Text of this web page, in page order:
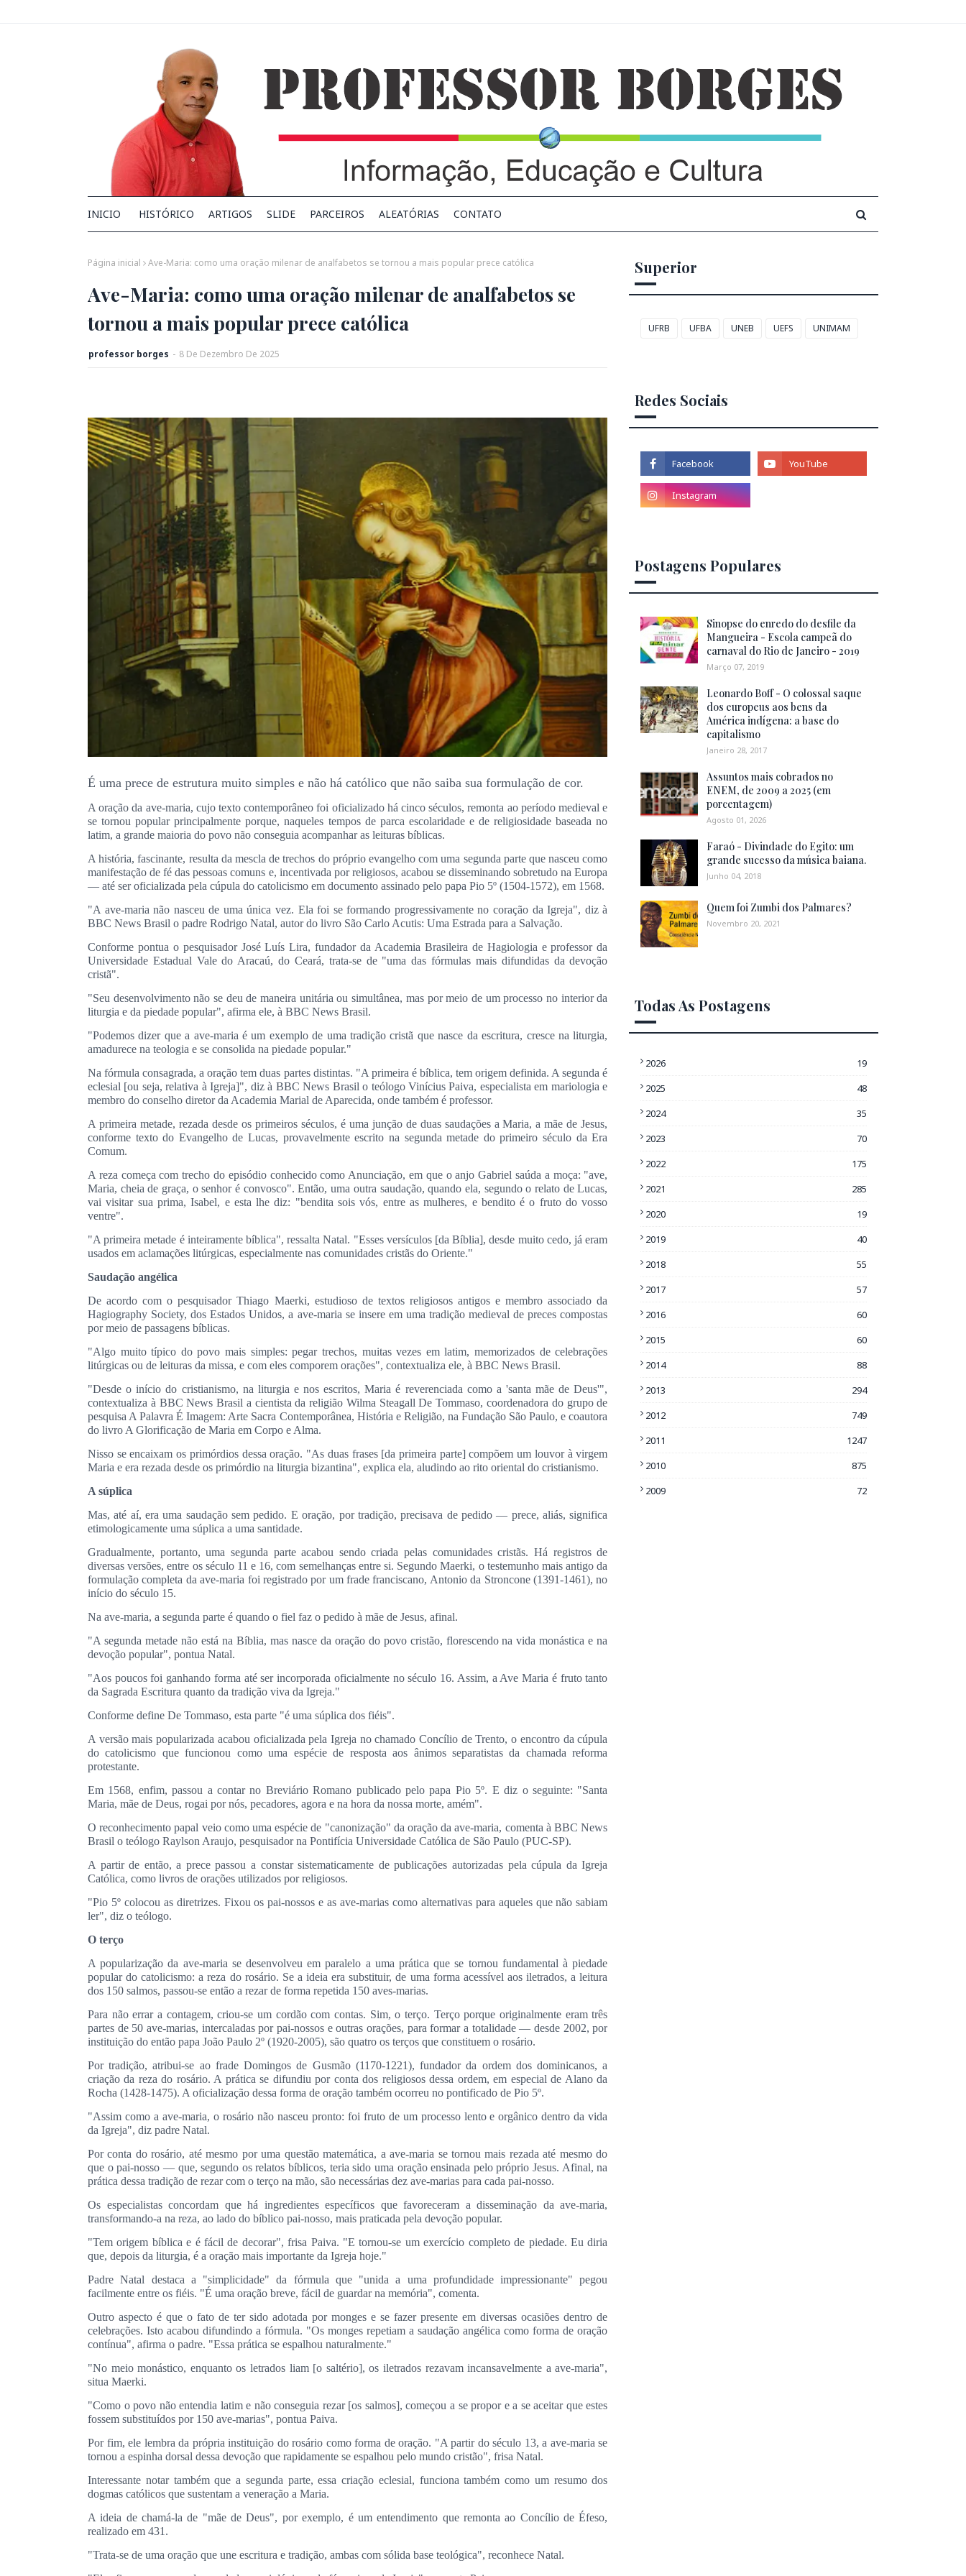
INICIO HISTÓRICO ARTIGOS SLIDE PARCEIROS ALEATÓRIAS CONTATO
Página inicial Ave-Maria: como uma oração milenar de analfabetos se tornou a mais popular prece católica
Ave-Maria: como uma oração milenar de analfabetos se
tornou a mais popular prece católica
professor borges - 8 De Dezembro De 2025
É uma prece de estrutura muito simples e não há católico que não saiba sua formulação de cor.
A oração da ave-maria, cujo texto contemporâneo foi oficializado há cinco séculos, remonta ao período medieval e
se tornou popular principalmente porque, naqueles tempos de parca escolaridade e de religiosidade baseada no
latim, a grande maioria do povo não conseguia acompanhar as leituras bíblicas.
A história, fascinante, resulta da mescla de trechos do próprio evangelho com uma segunda parte que nasceu como
manifestação de fé das pessoas comuns e, incentivada por religiosos, acabou se disseminando sobretudo na Europa
— até ser oficializada pela cúpula do catolicismo em documento assinado pelo papa Pio 5º (1504-1572), em 1568.
"A ave-maria não nasceu de uma única vez. Ela foi se formando progressivamente no coração da Igreja", diz à
BBC News Brasil o padre Rodrigo Natal, autor do livro São Carlo Acutis: Uma Estrada para a Salvação.
Conforme pontua o pesquisador José Luís Lira, fundador da Academia Brasileira de Hagiologia e professor da
Universidade Estadual Vale do Aracaú, do Ceará, trata-se de "uma das fórmulas mais difundidas da devoção
cristã".
"Seu desenvolvimento não se deu de maneira unitária ou simultânea, mas por meio de um processo no interior da
liturgia e da piedade popular", afirma ele, à BBC News Brasil.
"Podemos dizer que a ave-maria é um exemplo de uma tradição cristã que nasce da escritura, cresce na liturgia,
amadurece na teologia e se consolida na piedade popular."
Na fórmula consagrada, a oração tem duas partes distintas. "A primeira é bíblica, tem origem definida. A segunda é
eclesial [ou seja, relativa à Igreja]", diz à BBC News Brasil o teólogo Vinícius Paiva, especialista em mariologia e
membro do conselho diretor da Academia Marial de Aparecida, onde também é professor.
A primeira metade, rezada desde os primeiros séculos, é uma junção de duas saudações a Maria, a mãe de Jesus,
conforme texto do Evangelho de Lucas, provavelmente escrito na segunda metade do primeiro século da Era
Comum.
A reza começa com trecho do episódio conhecido como Anunciação, em que o anjo Gabriel saúda a moça: "ave,
Maria, cheia de graça, o senhor é convosco". Então, uma outra saudação, quando ela, segundo o relato de Lucas,
vai visitar sua prima, Isabel, e esta lhe diz: "bendita sois vós, entre as mulheres, e bendito é o fruto do vosso
ventre".
"A primeira metade é inteiramente bíblica", ressalta Natal. "Esses versículos [da Bíblia], desde muito cedo, já eram
usados em aclamações litúrgicas, especialmente nas comunidades cristãs do Oriente."
Saudação angélica
De acordo com o pesquisador Thiago Maerki, estudioso de textos religiosos antigos e membro associado da
Hagiography Society, dos Estados Unidos, a ave-maria se insere em uma tradição medieval de preces compostas
por meio de passagens bíblicas.
"Algo muito típico do povo mais simples: pegar trechos, muitas vezes em latim, memorizados de celebrações
litúrgicas ou de leituras da missa, e com eles comporem orações", contextualiza ele, à BBC News Brasil.
"Desde o início do cristianismo, na liturgia e nos escritos, Maria é reverenciada como a 'santa mãe de Deus'",
contextualiza à BBC News Brasil a cientista da religião Wilma Steagall De Tommaso, coordenadora do grupo de
pesquisa A Palavra É Imagem: Arte Sacra Contemporânea, História e Religião, na Fundação São Paulo, e coautora
do livro A Glorificação de Maria em Corpo e Alma.
Nisso se encaixam os primórdios dessa oração. "As duas frases [da primeira parte] compõem um louvor à virgem
Maria e era rezada desde os primórdio na liturgia bizantina", explica ela, aludindo ao rito oriental do cristianismo.
A súplica
Mas, até aí, era uma saudação sem pedido. E oração, por tradição, precisava de pedido — prece, aliás, significa
etimologicamente uma súplica a uma santidade.
Gradualmente, portanto, uma segunda parte acabou sendo criada pelas comunidades cristãs. Há registros de
diversas versões, entre os século 11 e 16, com semelhanças entre si. Segundo Maerki, o testemunho mais antigo da
formulação completa da ave-maria foi registrado por um frade franciscano, Antonio da Stroncone (1391-1461), no
início do século 15.
Na ave-maria, a segunda parte é quando o fiel faz o pedido à mãe de Jesus, afinal.
"A segunda metade não está na Bíblia, mas nasce da oração do povo cristão, florescendo na vida monástica e na
devoção popular", pontua Natal.
"Aos poucos foi ganhando forma até ser incorporada oficialmente no século 16. Assim, a Ave Maria é fruto tanto
da Sagrada Escritura quanto da tradição viva da Igreja."
Conforme define De Tommaso, esta parte "é uma súplica dos fiéis".
A versão mais popularizada acabou oficializada pela Igreja no chamado Concílio de Trento, o encontro da cúpula
do catolicismo que funcionou como uma espécie de resposta aos ânimos separatistas da chamada reforma
protestante.
Em 1568, enfim, passou a contar no Breviário Romano publicado pelo papa Pio 5º. E diz o seguinte: "Santa
Maria, mãe de Deus, rogai por nós, pecadores, agora e na hora da nossa morte, amém".
O reconhecimento papal veio como uma espécie de "canonização" da oração da ave-maria, comenta à BBC News
Brasil o teólogo Raylson Araujo, pesquisador na Pontifícia Universidade Católica de São Paulo (PUC-SP).
A partir de então, a prece passou a constar sistematicamente de publicações autorizadas pela cúpula da Igreja
Católica, como livros de orações utilizados por religiosos.
"Pio 5º colocou as diretrizes. Fixou os pai-nossos e as ave-marias como alternativas para aqueles que não sabiam
ler", diz o teólogo.
O terço
A popularização da ave-maria se desenvolveu em paralelo a uma prática que se tornou fundamental à piedade
popular do catolicismo: a reza do rosário. Se a ideia era substituir, de uma forma acessível aos iletrados, a leitura
dos 150 salmos, passou-se então a rezar de forma repetida 150 aves-marias.
Para não errar a contagem, criou-se um cordão com contas. Sim, o terço. Terço porque originalmente eram três
partes de 50 ave-marias, intercaladas por pai-nossos e outras orações, para formar a totalidade — desde 2002, por
instituição do então papa João Paulo 2º (1920-2005), são quatro os terços que constituem o rosário.
Por tradição, atribui-se ao frade Domingos de Gusmão (1170-1221), fundador da ordem dos dominicanos, a
criação da reza do rosário. A prática se difundiu por conta dos religiosos dessa ordem, em especial de Alano da
Rocha (1428-1475). A oficialização dessa forma de oração também ocorreu no pontificado de Pio 5º.
"Assim como a ave-maria, o rosário não nasceu pronto: foi fruto de um processo lento e orgânico dentro da vida
da Igreja", diz padre Natal.
Por conta do rosário, até mesmo por uma questão matemática, a ave-maria se tornou mais rezada até mesmo do
que o pai-nosso — que, segundo os relatos bíblicos, teria sido uma oração ensinada pelo próprio Jesus. Afinal, na
prática dessa tradição de rezar com o terço na mão, são necessárias dez ave-marias para cada pai-nosso.
Os especialistas concordam que há ingredientes específicos que favoreceram a disseminação da ave-maria,
transformando-a na reza, ao lado do bíblico pai-nosso, mais praticada pela devoção popular.
"Tem origem bíblica e é fácil de decorar", frisa Paiva. "E tornou-se um exercício completo de piedade. Eu diria
que, depois da liturgia, é a oração mais importante da Igreja hoje."
Padre Natal destaca a "simplicidade" da fórmula que "unida a uma profundidade impressionante" pegou
facilmente entre os fiéis. "É uma oração breve, fácil de guardar na memória", comenta.
Outro aspecto é que o fato de ter sido adotada por monges e se fazer presente em diversas ocasiões dentro de
celebrações. Isto acabou difundindo a fórmula. "Os monges repetiam a saudação angélica como forma de oração
contínua", afirma o padre. "Essa prática se espalhou naturalmente."
"No meio monástico, enquanto os letrados liam [o saltério], os iletrados rezavam incansavelmente a ave-maria",
situa Maerki.
"Como o povo não entendia latim e não conseguia rezar [os salmos], começou a se propor e a se aceitar que estes
fossem substituídos por 150 ave-marias", pontua Paiva.
Por fim, ele lembra da própria instituição do rosário como forma de oração. "A partir do século 13, a ave-maria se
tornou a espinha dorsal dessa devoção que rapidamente se espalhou pelo mundo cristão", frisa Natal.
Interessante notar também que a segunda parte, essa criação eclesial, funciona também como um resumo dos
dogmas católicos que sustentam a veneração a Maria.
A ideia de chamá-la de "mãe de Deus", por exemplo, é um entendimento que remonta ao Concílio de Éfeso,
realizado em 431.
"Trata-se de uma oração que une escritura e tradição, ambas com sólida base teológica", reconhece Natal.
Superior
UFRB UFBA UNEB UEFS UNIMAM
Redes Sociais
Postagens Populares
Sinopse do enredo do desfile da
Mangueira - Escola campeã do
carnaval do Rio de Janeiro - 2019
Março 07, 2019
Leonardo Boff - O colossal saque
dos europeus aos bens da
América indígena: a base do
capitalismo
Janeiro 28, 2017
Assuntos mais cobrados no
ENEM, de 2009 a 2025 (em
porcentagem)
Agosto 01, 2026
Faraó - Divindade do Egito: um
grande sucesso da música baiana.
Junho 04, 2018
Quem foi Zumbi dos Palmares?
Novembro 20, 2021
Todas As Postagens
2026
19
2025
48
2024
35
2023
70
2022
175
2021
285
2020
19
2019
40
2018
55
2017
57
2016
60
2015
60
2014
88
2013
294
2012
749
2011
1247
2010
875
2009
72